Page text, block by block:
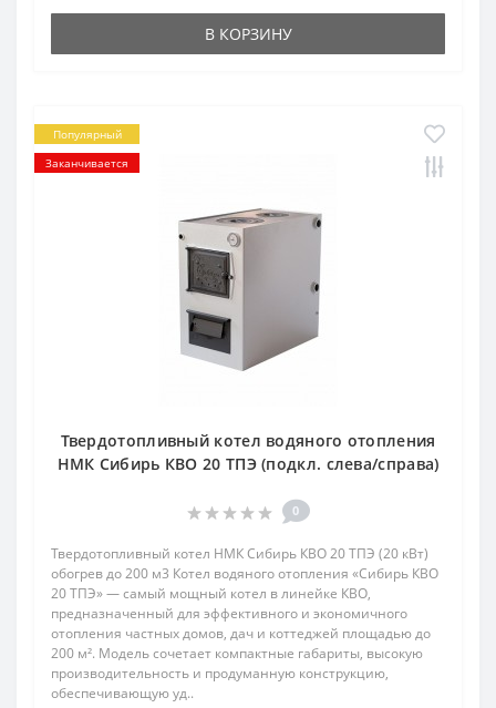
В КОРЗИНУ
Популярный
Заканчивается
Твердотопливный котел водяного отопления
НМК Сибирь КВО 20 ТПЭ (подкл. слева/справа)
0
Твердотопливный котел НМК Сибирь КВО 20 ТПЭ (20 кВт)
обогрев до 200 м3 Котел водяного отопления «Сибирь КВО
20 ТПЭ» — самый мощный котел в линейке КВО,
предназначенный для эффективного и экономичного
отопления частных домов, дач и коттеджей площадью до
200 м². Модель сочетает компактные габариты, высокую
производительность и продуманную конструкцию,
обеспечивающую уд..